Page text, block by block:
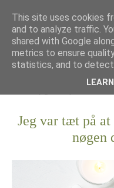
Jeg var tæt på
nøgen
This site uses cookies
and to analyze traffic.
shared with Google
metrics to ensure
statistics, and to detect